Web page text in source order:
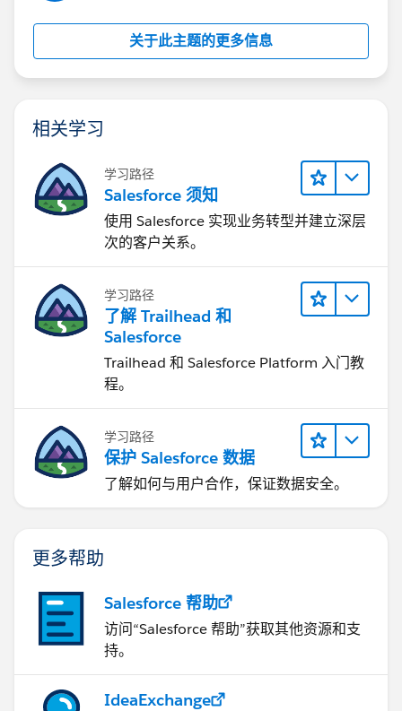
关于此主题的更多信息
相关学习
学习路径
Salesforce 须知
使用 Salesforce 实现业务转型并建立深层
次的客户关系。
学习路径
了解 Trailhead 和
Salesforce
Trailhead 和 Salesforce Platform 入门教
程。
学习路径
保护 Salesforce 数据
了解如何与用户合作，保证数据安全。
更多帮助
Salesforce 帮助
访问“Salesforce 帮助”获取其他资源和支
持。
IdeaExchange